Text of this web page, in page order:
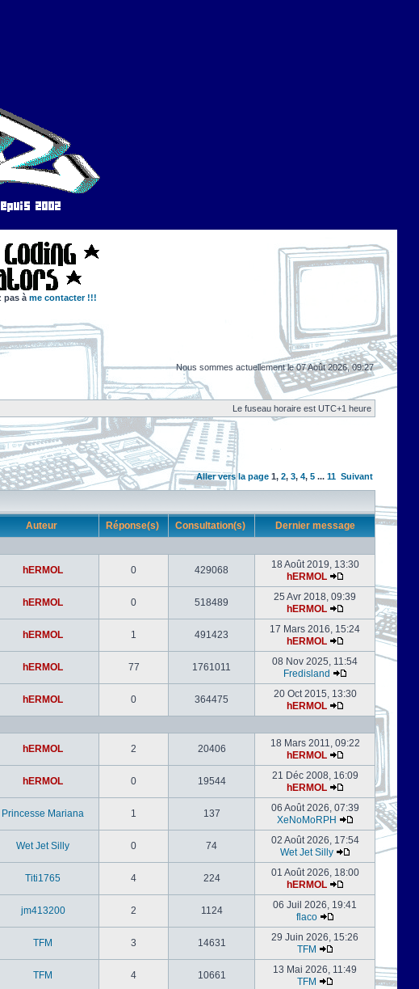
pas à me contacter !!!
Nous sommes actuellement le 07 Août 2026, 09:27
Le fuseau horaire est UTC+1 heure
Aller vers la page 1, 2, 3, 4, 5 ... 11 Suivant
Auteur Réponse(s) Consultation(s) Dernier message
hERMOL 0 429068
18 Août 2019, 13:30
hERMOL
hERMOL 0 518489
25 Avr 2018, 09:39
hERMOL
hERMOL 1 491423
17 Mars 2016, 15:24
hERMOL
hERMOL 77 1761011
08 Nov 2025, 11:54
Fredisland
hERMOL 0 364475
20 Oct 2015, 13:30
hERMOL
hERMOL 2 20406
18 Mars 2011, 09:22
hERMOL
hERMOL 0 19544
21 Déc 2008, 16:09
hERMOL
Princesse Mariana 1 137
06 Août 2026, 07:39
XeNoMoRPH
Wet Jet Silly 0 74
02 Août 2026, 17:54
Wet Jet Silly
Titi1765 4 224
01 Août 2026, 18:00
hERMOL
jm413200 2 1124
06 Juil 2026, 19:41
flaco
TFM 3 14631
29 Juin 2026, 15:26
TFM
TFM 4 10661
13 Mai 2026, 11:49
TFM